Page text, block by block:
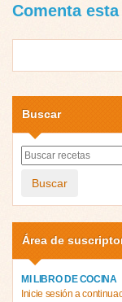
Comenta
Buscar
Buscar
Área de
MI LIBRO DE COCINA
Inicie sesión a